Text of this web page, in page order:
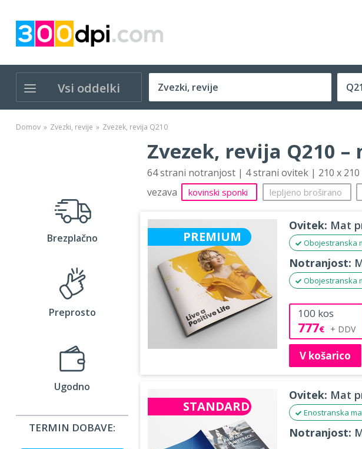
Vsi oddelki
Domov Zvezki, revije Zvezek, revija Q210
Brezplačno
Preprosto
Ugodno
TERMIN DOBAVE:
Zvezek, revija Q210
64 strani notranjost | 4 strani ovitek | 210 x
vezava
kovinski sponki lepljeno broširano
PREMIUM
Ovitek: Mat
Obojestranska
Notranjost:
Obojestranska
100 kos
777€
V košarico
STANDARD
Ovitek: Mat
Enostranska
Notranjost: